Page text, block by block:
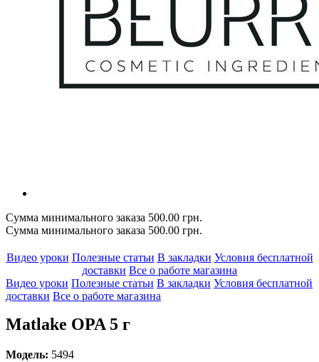
Сумма минимального заказа 500.00 грн.
Сумма минимального заказа 500.00 грн.
Видео уроки Полезные статьи В закладки Условия бесплатной
доставки Все о работе магазина
Видео уроки Полезные статьи В закладки Условия бесплатной
доставки Все о работе магазина
Matlake OPA 5 г
Модель: 5494